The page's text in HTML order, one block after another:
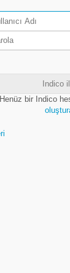
Indico
Henüz bir Indico